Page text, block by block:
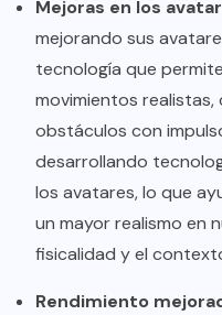
Mejoras en los
mejorando sus
tecnología que
movimientos
obstáculos con
desarrollando
los avatares, lo que
un mayor realismo en
fisicalidad y el
Rendimiento